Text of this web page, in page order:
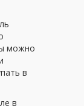
можно
в
в